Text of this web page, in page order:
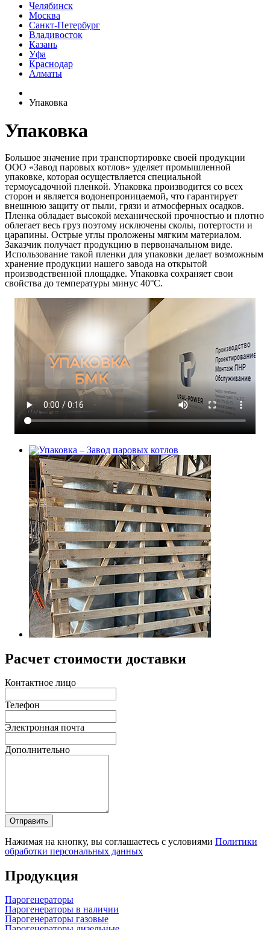
Челябинск
Москва
Санкт-Петербург
Владивосток
Казань
Уфа
Краснодар
Алматы
Упаковка
Упаковка
Большое значение при транспортировке своей продукции
ООО «Завод паровых котлов» уделяет промышленной
упаковке, которая осуществляется специальной
термоусадочной пленкой. Упаковка производится со всех
сторон и является водонепроницаемой, что гарантирует
внешнюю защиту от пыли, грязи и атмосферных осадков.
Пленка обладает высокой механической прочностью и плотно
облегает весь груз поэтому исключены сколы, потертости и
царапины. Острые углы проложены мягким материалом.
Заказчик получает продукцию в первоначальном виде.
Использование такой пленки для упаковки делает возможным
хранение продукции нашего завода на открытой
производственной площадке. Упаковка сохраняет свои
свойства до температуры минус 40°С.
Расчет стоимости доставки
Контактное лицо
Телефон
Электронная почта
Дополнительно
Отправить
Нажимая на кнопку, вы соглашаетесь с условиями Политики
обработки персональных данных
Продукция
Парогенераторы
Парогенераторы в наличии
Парогенераторы газовые